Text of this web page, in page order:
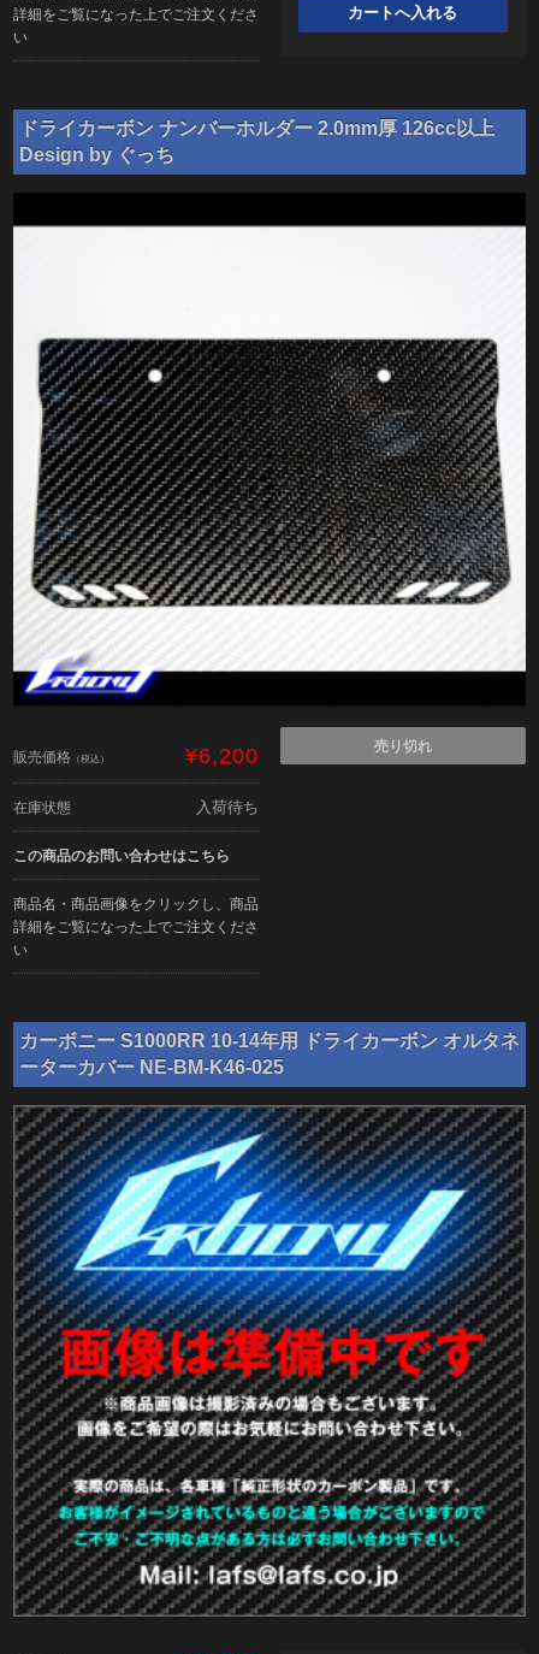
詳細をご覧になった上でご注文くださ
い
ドライカーボン ナンバーホルダー 2.0mm厚 126cc以上
Design by ぐっち
販売価格 （税込） ¥6,200
在庫状態 入荷待ち
この商品のお問い合わせはこちら
商品名・商品画像をクリックし、商品
詳細をご覧になった上でご注文くださ
い
売り切れ
カーボニー S1000RR 10-14年用 ドライカーボン オルタネ
ーターカバー NE-BM-K46-025